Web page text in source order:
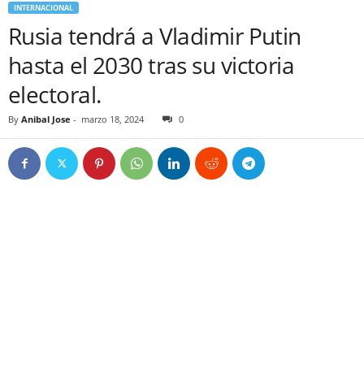
INTERNACIONAL
Rusia tendrá a Vladimir Putin
hasta el 2030 tras su victoria
electoral.
By Anibal Jose - marzo 18, 2024 0